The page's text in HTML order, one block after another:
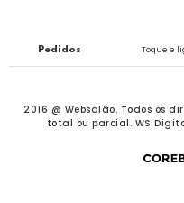
Pedidos Toque e
2016 @ Websalão. Todos os
total ou parcial. WS